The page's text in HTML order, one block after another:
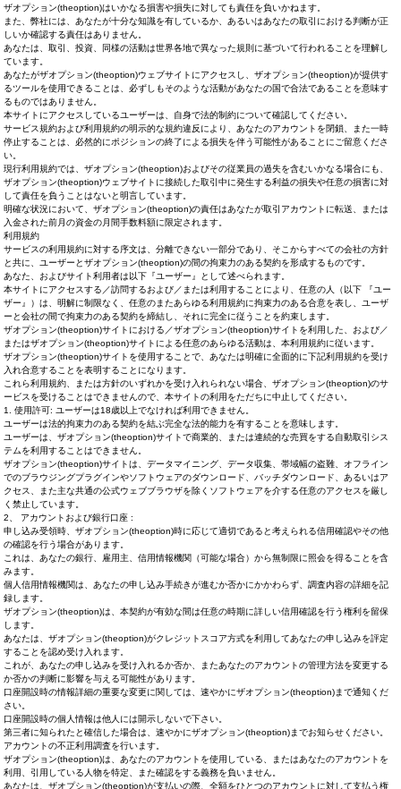
ザオプション(theoption)はいかなる損害や損失に対しても責任を負いかねます。
また、弊社には、あなたが十分な知識を有しているか、あるいはあなたの取引における判断が正
しいか確認する責任はありません。
あなたは、取引、投資、同様の活動は世界各地で異なった規則に基づいて行われることを理解し
ています。
あなたがザオプション(theoption)ウェブサイトにアクセスし、ザオプション(theoption)が提供す
るツールを使用できることは、必ずしもそのような活動があなたの国で合法であることを意味す
るものではありません。
本サイトにアクセスしているユーザーは、自身で法的制約について確認してください。
サービス規約および利用規約の明示的な規約違反により、あなたのアカウントを閉鎖、また一時
停止することは、必然的にポジションの終了による損失を伴う可能性があることにご留意くださ
い。
現行利用規約では、ザオプション(theoption)およびその従業員の過失を含むいかなる場合にも、
ザオプション(theoption)ウェブサイトに接続した取引中に発生する利益の損失や任意の損害に対
して責任を負うことはないと明言しています。
明確な状況において、ザオプション(theoption)の責任はあなたが取引アカウントに転送、または
入金された前月の資金の月間手数料額に限定されます。
利用規約
サービスの利用規約に対する序文は、分離できない一部分であり、そこからすべての会社の方針
と共に、ユーザーとザオプション(theoption)の間の拘束力のある契約を形成するものです。
あなた、およびサイト利用者は以下『ユーザー』として述べられます。
本サイトにアクセスする／訪問するおよび／または利用することにより、任意の人（以下 『ユー
ザー』）は、明解に制限なく、任意のまたあらゆる利用規約に拘束力のある合意を表し、ユーザ
ーと会社の間で拘束力のある契約を締結し、それに完全に従うことを約束します。
ザオプション(theoption)サイトにおける／ザオプション(theoption)サイトを利用した、および／
またはザオプション(theoption)サイトによる任意のあらゆる活動は、本利用規約に従います。
ザオプション(theoption)サイトを使用することで、あなたは明確に全面的に下記利用規約を受け
入れ合意することを表明することになります。
これら利用規約、または方針のいずれかを受け入れられない場合、ザオプション(theoption)のサ
ービスを受けることはできませんので、本サイトの利用をただちに中止してください。
1. 使用許可: ユーザーは18歳以上でなければ利用できません。
ユーザーは法的拘束力のある契約を結ぶ完全な法的能力を有することを意味します。
ユーザーは、ザオプション(theoption)サイトで商業的、または連続的な売買をする自動取引シス
テムを利用することはできません。
ザオプション(theoption)サイトは、データマイニング、データ収集、帯域幅の盗難、オフライン
でのブラウジングプラグインやソフトウェアのダウンロード、バッチダウンロード、あるいはア
クセス、また主な共通の公式ウェブブラウザを除くソフトウェアを介する任意のアクセスを厳し
く禁止しています。
2、 アカウントおよび銀行口座 :
申し込み受領時、ザオプション(theoption)時に応じて適切であると考えられる信用確認やその他
の確認を行う場合があります。
これは、あなたの銀行、雇用主、信用情報機関（可能な場合）から無制限に照会を得ることを含
みます。
個人信用情報機関は、あなたの申し込み手続きが進むか否かにかかわらず、調査内容の詳細を記
録します。
ザオプション(theoption)は、本契約が有効な間は任意の時期に詳しい信用確認を行う権利を留保
します。
あなたは、ザオプション(theoption)がクレジットスコア方式を利用してあなたの申し込みを評定
することを認め受け入れます。
これが、あなたの申し込みを受け入れるか否か、またあなたのアカウントの管理方法を変更する
か否かの判断に影響を与える可能性があります。
口座開設時の情報詳細の重要な変更に関しては、速やかにザオプション(theoption)まで通知くだ
さい。
口座開設時の個人情報は他人には開示しないで下さい。
第三者に知られたと確信した場合は、速やかにザオプション(theoption)までお知らせください。
アカウントの不正利用調査を行います。
ザオプション(theoption)は、あなたのアカウントを使用している、またはあなたのアカウントを
利用、引用している人物を特定、また確認をする義務を負いません。
あなたは、ザオプション(theoption)が支払いの際、全額をひとつのアカウントに対して支払う権